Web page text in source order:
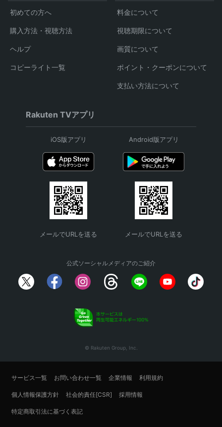
初めての方へ
購入方法・視聴方法
ヘルプ
コピーライト一覧
料金について
視聴期限について
画質について
ポイント・クーポンについて
支払い方法について
Rakuten TVアプリ
iOS版アプリ
メールでURLを送る
Android版アプリ
メールでURLを送る
公式ソーシャルメディアのご紹介
© Rakuten Group, Inc.
サービス一覧 お問い合わせ一覧 企業情報 利用規約
個人情報保護方針 社会的責任[CSR] 採用情報
特定商取引法に基づく表記